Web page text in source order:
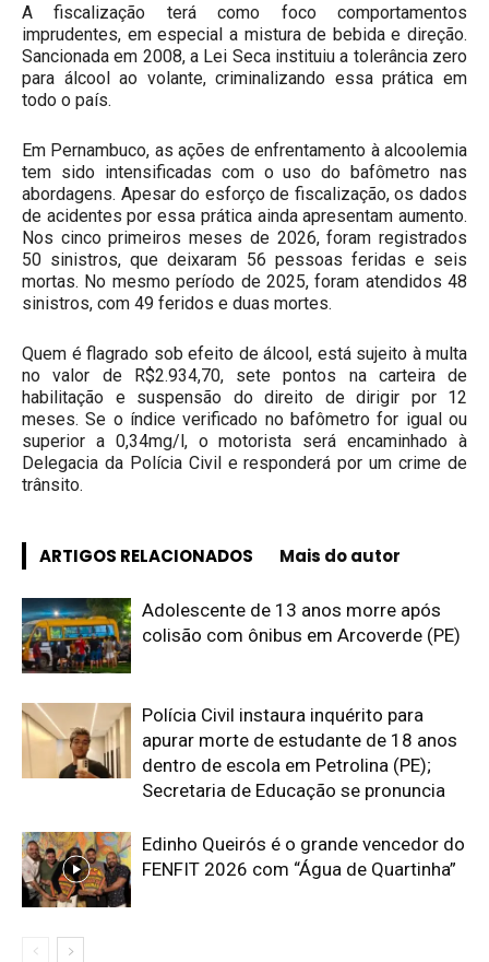
A fiscalização terá como foco comportamentos
imprudentes, em especial a mistura de bebida e direção.
Sancionada em 2008, a Lei Seca instituiu a tolerância zero
para álcool ao volante, criminalizando essa prática em
todo o país.
Em Pernambuco, as ações de enfrentamento à alcoolemia
tem sido intensificadas com o uso do bafômetro nas
abordagens. Apesar do esforço de fiscalização, os dados
de acidentes por essa prática ainda apresentam aumento.
Nos cinco primeiros meses de 2026, foram registrados
50 sinistros, que deixaram 56 pessoas feridas e seis
mortas. No mesmo período de 2025, foram atendidos 48
sinistros, com 49 feridos e duas mortes.
Quem é flagrado sob efeito de álcool, está sujeito à multa
no valor de R$2.934,70, sete pontos na carteira de
habilitação e suspensão do direito de dirigir por 12
meses. Se o índice verificado no bafômetro for igual ou
superior a 0,34mg/l, o motorista será encaminhado à
Delegacia da Polícia Civil e responderá por um crime de
trânsito.
ARTIGOS RELACIONADOS Mais do autor
Adolescente de 13 anos morre após
colisão com ônibus em Arcoverde (PE)
Polícia Civil instaura inquérito para
apurar morte de estudante de 18 anos
dentro de escola em Petrolina (PE);
Secretaria de Educação se pronuncia
Edinho Queirós é o grande vencedor do
FENFIT 2026 com “Água de Quartinha”